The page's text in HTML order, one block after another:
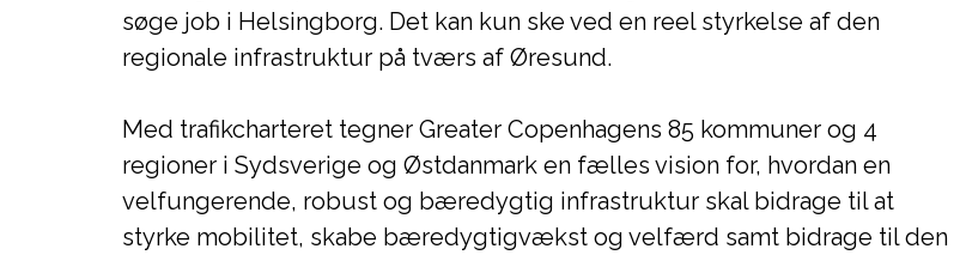
søge job i Helsingborg. Det kan kun ske ved en reel styrkelse af den
regionale infrastruktur på tværs af Øresund.
Med trafikcharteret tegner Greater Copenhagens 85 kommuner og 4
regioner i Sydsverige og Østdanmark en fælles vision for, hvordan en
velfungerende, robust og bæredygtig infrastruktur skal bidrage til at
styrke mobilitet, skabe bæredygtigvækst og velfærd samt bidrage til den